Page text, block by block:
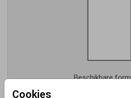
Cookies
Beschikbare